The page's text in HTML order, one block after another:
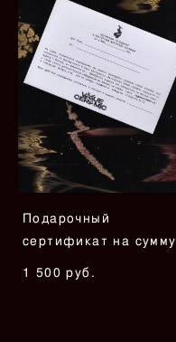
Подарочный
сертификат на сумму
1 500 pуб.